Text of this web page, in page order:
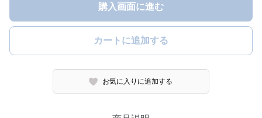
購入画面に進む
カートに追加する
お気に入りに追加する